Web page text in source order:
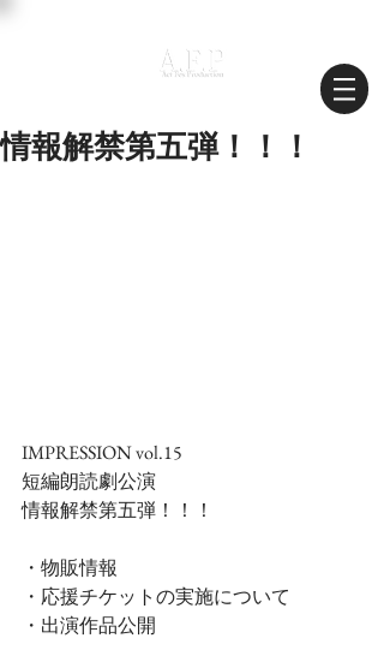
情報解禁第五弾！！！
IMPRESSION vol.15
短編朗読劇公演
情報解禁第五弾！！！
・物販情報
・応援チケットの実施について
・出演作品公開